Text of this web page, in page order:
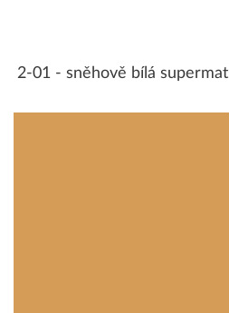
2-01 - sněhově bílá supermat